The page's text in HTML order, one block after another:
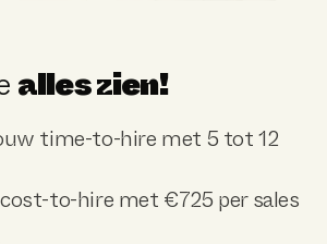
alles zien!
time-to-hire met 5 tot 12
to-hire met €725 per sales